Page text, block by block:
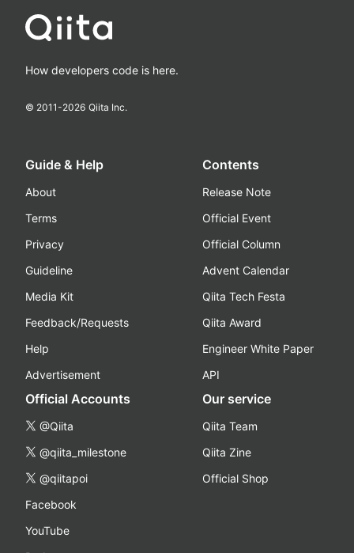
How developers code is here.
© 2011-2026 Qiita Inc.
Guide & Help
About
Terms
Privacy
Guideline
Media Kit
Feedback/Requests
Help
Advertisement
Contents
Release Note
Official Event
Official Column
Advent Calendar
Qiita Tech Festa
Qiita Award
Engineer White Paper
API
Official Accounts
@Qiita
@qiita_milestone
@qiitapoi
Facebook
YouTube
Our service
Qiita Team
Qiita Zine
Official Shop